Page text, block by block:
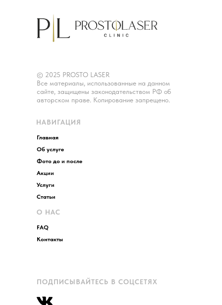
НАВИГАЦИЯ
Главная
Об услуге
Фото до и после
Акции
Услуги
Статьи
О НАС
FAQ
Контакты
ПОДПИСЫВАЙТЕСЬ В СОЦСЕТЯХ
© 2025 PROSTO LASER
Все материалы, использованные на данном
сайте, защищены законодательством РФ об
авторском праве. Копирование запрещено.